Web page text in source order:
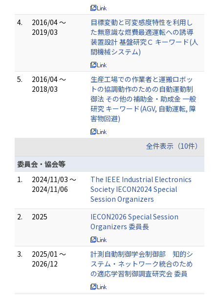
4.
2016/04 ～
2019/03
目標変動と可変感度特性を利用し
た無意識な燃費最適運転への誘導
装置設計 基盤研究Ｃ キーワード(人
間機械システム)
5.
2016/04 ～
2018/03
生産工場での作業者と運搬ロボッ
トの協調動作のための自動運動制
御法 その他の補助金・助成金 一般
研究 キーワード(AGV, 自動運転, 障
害物回避)
全件表示（10件）
委員会・協会等
1.
2024/11/03 ～
2024/11/06
The IEEE Industrial Electronics
Society IECON2024 Special
Session Organizers
2.
2025
IECON2026 Special Session
Organizers 委員長
3.
2025/01 ～
2026/12
計測自動制御学会制御部 知的シ
ステム・ネットワーク統合のため
の適応学習制御調査研究会 委員